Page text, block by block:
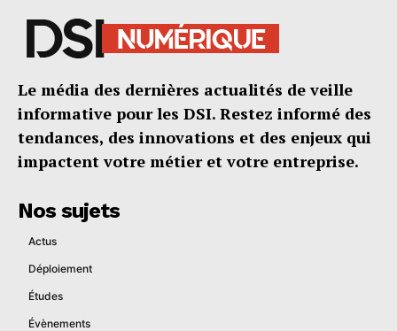
Le média des dernières actualités de veille
informative pour les DSI. Restez informé des
tendances, des innovations et des enjeux qui
impactent votre métier et votre entreprise.
Nos sujets
Actus
Déploiement
Études
Évènements